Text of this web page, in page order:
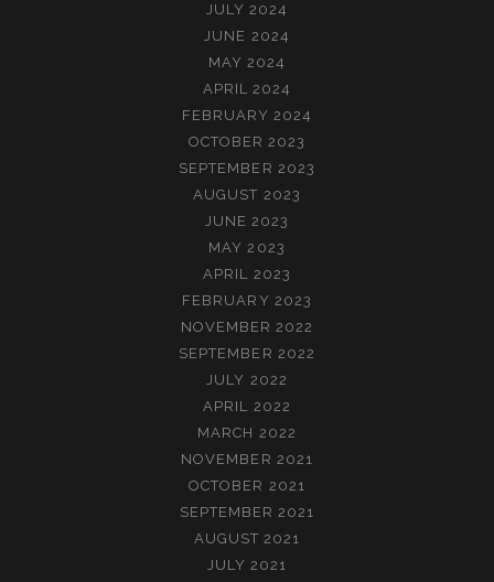
JULY 2024
JUNE 2024
MAY 2024
APRIL 2024
FEBRUARY 2024
OCTOBER 2023
SEPTEMBER 2023
AUGUST 2023
JUNE 2023
MAY 2023
APRIL 2023
FEBRUARY 2023
NOVEMBER 2022
SEPTEMBER 2022
JULY 2022
APRIL 2022
MARCH 2022
NOVEMBER 2021
OCTOBER 2021
SEPTEMBER 2021
AUGUST 2021
JULY 2021